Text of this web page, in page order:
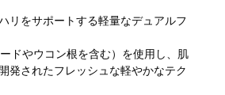
リをサポートする軽量なデュアルフ
ドやウコン根を含む）を使用し、肌
発されたフレッシュな軽やかなテク